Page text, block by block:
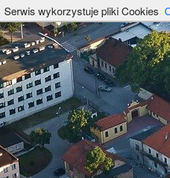
Serwis wykorzystuje pliki Cookies